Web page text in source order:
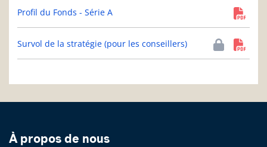
Profil du Fonds - Série A
Survol de la stratégie (pour les conseillers)
À propos de nous